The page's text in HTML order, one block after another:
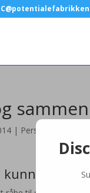
| Personlig udvikling